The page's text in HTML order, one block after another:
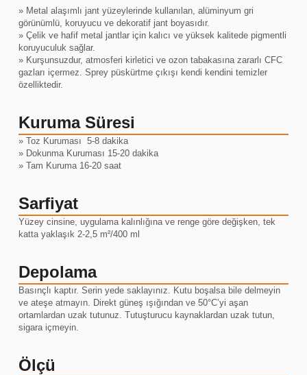
» Metal alaşımlı jant yüzeylerinde kullanılan, alüminyum gri
görünümlü, koruyucu ve dekoratif jant boyasıdır.
» Çelik ve hafif metal jantlar için kalıcı ve yüksek kalitede pigmentli
koruyuculuk sağlar.
» Kurşunsuzdur, atmosferi kirletici ve ozon tabakasına zararlı CFC
gazları içermez. Sprey püskürtme çıkışı kendi kendini temizler
özelliktedir.
Kuruma Süresi
» Toz Kuruması 5-8 dakika
» Dokunma Kuruması 15-20 dakika
» Tam Kuruma 16-20 saat
Sarfiyat
Yüzey cinsine, uygulama kalınlığına ve renge göre değişken, tek
katta yaklaşık 2-2,5 m²/400 ml
Depolama
Basınçlı kaptır. Serin yede saklayınız. Kutu boşalsa bile delmeyin
ve ateşe atmayın. Direkt güneş ışığından ve 50°C’yi aşan
ortamlardan uzak tutunuz. Tutuşturucu kaynaklardan uzak tutun,
sigara içmeyin.
Ölçü